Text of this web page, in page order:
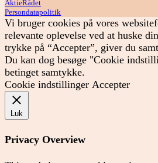
AktieRådet
Persondatapolitik
Vi bruger cookies på vores
relevante oplevelse ved at huske
trykke på “Accepter”, giver du
Du kan dog besøge "Cookie
betinget samtykke.
Cookie indstillinger Accepter
Luk
Privacy Overview